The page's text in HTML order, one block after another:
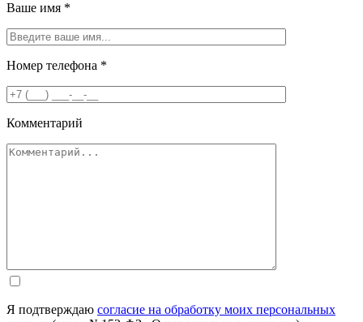
Ваше имя *
Номер телефона *
Комментарий
Я подтверждаю согласие на обработку моих персональных